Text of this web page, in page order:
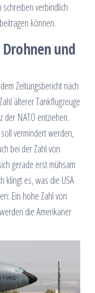
verbindlich
können.
und
Zeitungsbericht nach
älterer Tankflugzeuge
der NATO entziehen.
vermindert werden,
bei der Zahl von
gerade erst mühsam
klingt es, was die USA
Ein hohe Zahl von
die Amerikaner